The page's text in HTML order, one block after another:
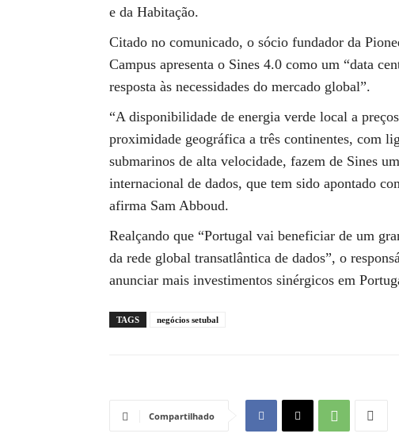
e da Habitação.
Citado no comunicado, o sócio fundador da
Campus apresenta o Sines 4.0 como um “data
resposta às necessidades do mercado global”.
“A disponibilidade de energia verde local a
proximidade geográfica a três continentes, com
submarinos de alta velocidade, fazem de Sines
internacional de dados, que tem sido apontado
afirma Sam Abboud.
Realçando que “Portugal vai beneficiar de um
da rede global transatlântica de dados”, o
anunciar mais investimentos sinérgicos em
TAGS negócios setubal
Compartilhado